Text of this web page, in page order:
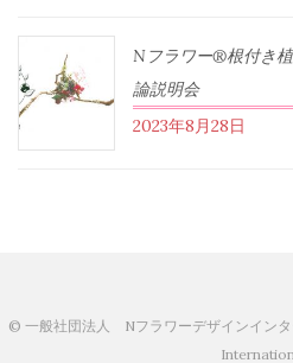
Nフラワー®根付き
論説明会
2023年8月28日
© 一般社団法人 Nフラワーデザインイン